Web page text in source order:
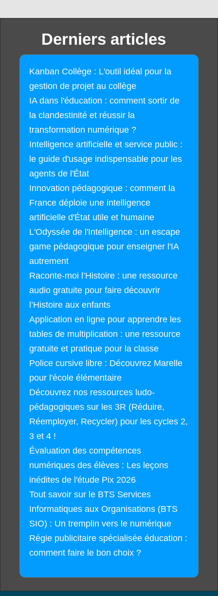
Derniers articles
Kanban Collège : L'outil idéal pour la
gestion de projet au collège
IA dans l'éducation : comment sortir de
la clandestinité et réussir la
transformation numérique ?
Intelligence artificielle et service public :
le guide d'usage indispensable pour les
agents de l'État
Innovation pédagogique : comment la
France déploie une intelligence
artificielle d'État utile et humaine
L'Odyssée de l'Intelligence : un escape
game pédagogique pour enseigner l'IA
autrement
Raconte-moi l’Histoire : une ressource
audio gratuite pour faire découvrir
l’Histoire aux enfants
Application en ligne pour apprendre les
tables de multiplication : une ressource
gratuite et pratique pour la classe
Police cursive libre : Découvrez Marelle
pour l'école élémentaire
Découvrez nos ressources ludo-
pédagogiques sur les 3R (Réduire,
Réemployer, Recycler) pour les cycles 2,
3 et 4 !
Évaluation des compétences
numériques des élèves : Les leçons
inédites de l'étude Pix 2026
Tout savoir sur le BTS Services
Informatiques aux Organisations (BTS
SIO) : Un tremplin vers le numérique
Régie publicitaire spécialisée éducation :
comment faire le bon choix ?